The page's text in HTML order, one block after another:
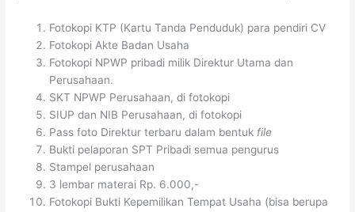
Fotokopi KTP (Kartu Tanda Penduduk) para pendiri CV
Fotokopi Akte Badan Usaha
Fotokopi NPWP pribadi milik Direktur Utama dan
Perusahaan.
SKT NPWP Perusahaan, di fotokopi
SIUP dan NIB Perusahaan, di fotokopi
Pass foto Direktur terbaru dalam bentuk file
Bukti pelaporan SPT Pribadi semua pengurus
Stampel perusahaan
3 lembar materai Rp. 6.000,-
Fotokopi Bukti Kepemilikan Tempat Usaha (bisa berupa